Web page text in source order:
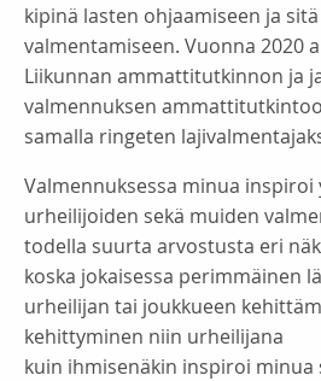
kipinä lasten ohjaamiseen ja
valmentamiseen. Vuonna 2020
Liikunnan ammattitutkinnon ja
valmennuksen
samalla ringeten
Valmennuksessa minua inspiroi
urheilijoiden sekä muiden
todella suurta arvostusta eri
koska jokaisessa perimmäinen
urheilijan tai joukkueen
kehittyminen niin urheilijana
kuin ihmisenäkin inspiroi minua